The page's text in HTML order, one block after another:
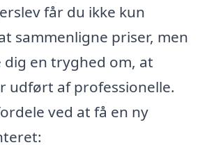
får du ikke kun
sammenligne priser, men
dig en tryghed om, at
udført af professionelle.
ved at få en ny